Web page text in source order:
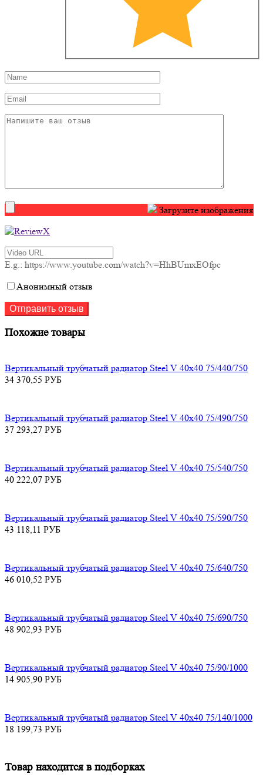
Загрузите изображения
E.g.: https://www.youtube.com/watch?v=HhBUmxEOfpc
Анонимный отзыв
Похожие товары
Вертикальный трубчатый радиатор Steel V 40х40 75/440/750
34 370,55 РУБ
Вертикальный трубчатый радиатор Steel V 40х40 75/490/750
37 293,27 РУБ
Вертикальный трубчатый радиатор Steel V 40х40 75/540/750
40 222,07 РУБ
Вертикальный трубчатый радиатор Steel V 40х40 75/590/750
43 118,11 РУБ
Вертикальный трубчатый радиатор Steel V 40х40 75/640/750
46 010,52 РУБ
Вертикальный трубчатый радиатор Steel V 40х40 75/690/750
48 902,93 РУБ
Вертикальный трубчатый радиатор Steel V 40х40 75/90/1000
14 905,90 РУБ
Вертикальный трубчатый радиатор Steel V 40х40 75/140/1000
18 199,73 РУБ
Товар находится в подборках